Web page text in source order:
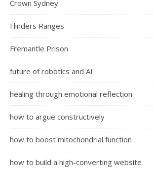
Crown Sydney
Flinders Ranges
Fremantle Prison
future of robotics and AI
healing through emotional reflection
how to argue constructively
how to boost mitochondrial function
how to build a high-converting website